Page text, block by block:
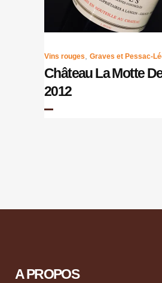
Vins rouges Graves et Pessac-
Château La Motte
2012
A PROPOS